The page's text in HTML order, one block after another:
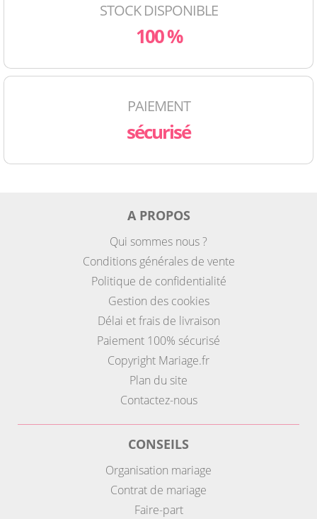
STOCK DISPONIBLE
100 %
PAIEMENT
sécurisé
A PROPOS
Qui sommes nous ?
Conditions générales de vente
Politique de confidentialité
Gestion des cookies
Délai et frais de livraison
Paiement 100% sécurisé
Copyright Mariage.fr
Plan du site
Contactez-nous
CONSEILS
Organisation mariage
Contrat de mariage
Faire-part